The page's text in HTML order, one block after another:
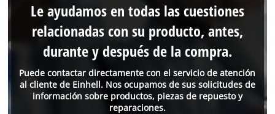
Puede contactar directamente con el servicio de atención
al cliente de Einhell. Nos ocupamos de sus solicitudes de
información sobre productos, piezas de repuesto y
reparaciones.
Le ayudamos en todas las cuestiones
relacionadas con su producto, antes,
durante y después de la compra.